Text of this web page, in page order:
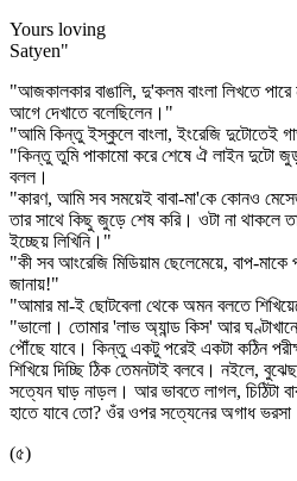
Yours loving
Satyen"
"আজকালকার বাঙালি, দু'কলম বাংলা লিখতে
আগে দেখাতে বলেছিলেন।"
"আমি কিন্তু ইস্কুলে বাংলা, ইংরেজি দুটোতেই
"কিন্তু তুমি পাকামো করে শেষে ঐ লাইন দুটো
বলল।
"কারণ, আমি সব সময়েই বাবা-মা'কে কোনও
তার সাথে কিছু জুড়ে শেষ করি। ওটা না থাকলে
ইচ্ছেয় লিখিনি।"
"কী সব আংরেজি মিডিয়াম ছেলেমেয়ে, বাপ-মাকে
জানায়!"
"আমার মা-ই ছোটবেলা থেকে অমন বলতে
"ভালো। তোমার 'লাভ অ্যান্ড কিস' আর
পৌঁছে যাবে। কিন্তু একটু পরেই একটা কঠিন
শিখিয়ে দিচ্ছি ঠিক তেমনটাই বলবে। নইলে,
সত্যেন ঘাড় নাড়ল। আর ভাবতে লাগল, চিঠিটা
হাতে যাবে তো? ওঁর ওপর সত্যেনের অগাধ
(৫)